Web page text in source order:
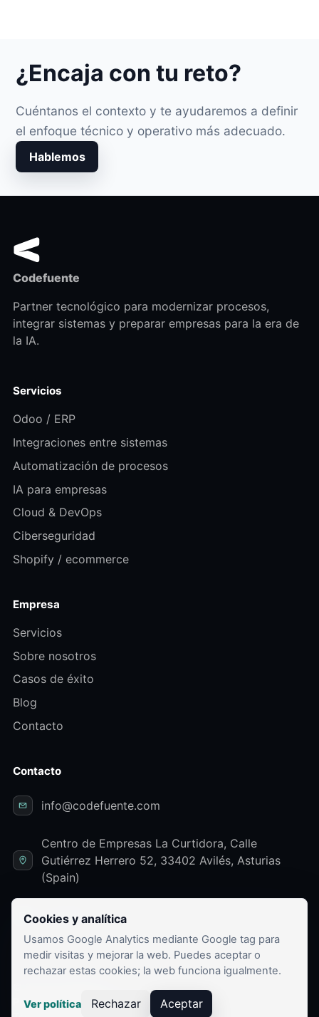
¿Encaja con tu reto?
Cuéntanos el contexto y te ayudaremos a definir
el enfoque técnico y operativo más adecuado.
Hablemos
Codefuente
Partner tecnológico para modernizar procesos,
integrar sistemas y preparar empresas para la era de
la IA.
Servicios
Odoo / ERP
Integraciones entre sistemas
Automatización de procesos
IA para empresas
Cloud & DevOps
Ciberseguridad
Shopify / ecommerce
Empresa
Servicios
Sobre nosotros
Casos de éxito
Blog
Contacto
Contacto
info@codefuente.com
Centro de Empresas La Curtidora, Calle
Gutiérrez Herrero 52, 33402 Avilés, Asturias
(Spain)
LinkedIn
PrivacidadTérminosCookies
Cookies y analítica
Usamos Google Analytics mediante Google tag para
medir visitas y mejorar la web. Puedes aceptar o
rechazar estas cookies; la web funciona igualmente.
Ver política Rechazar Aceptar